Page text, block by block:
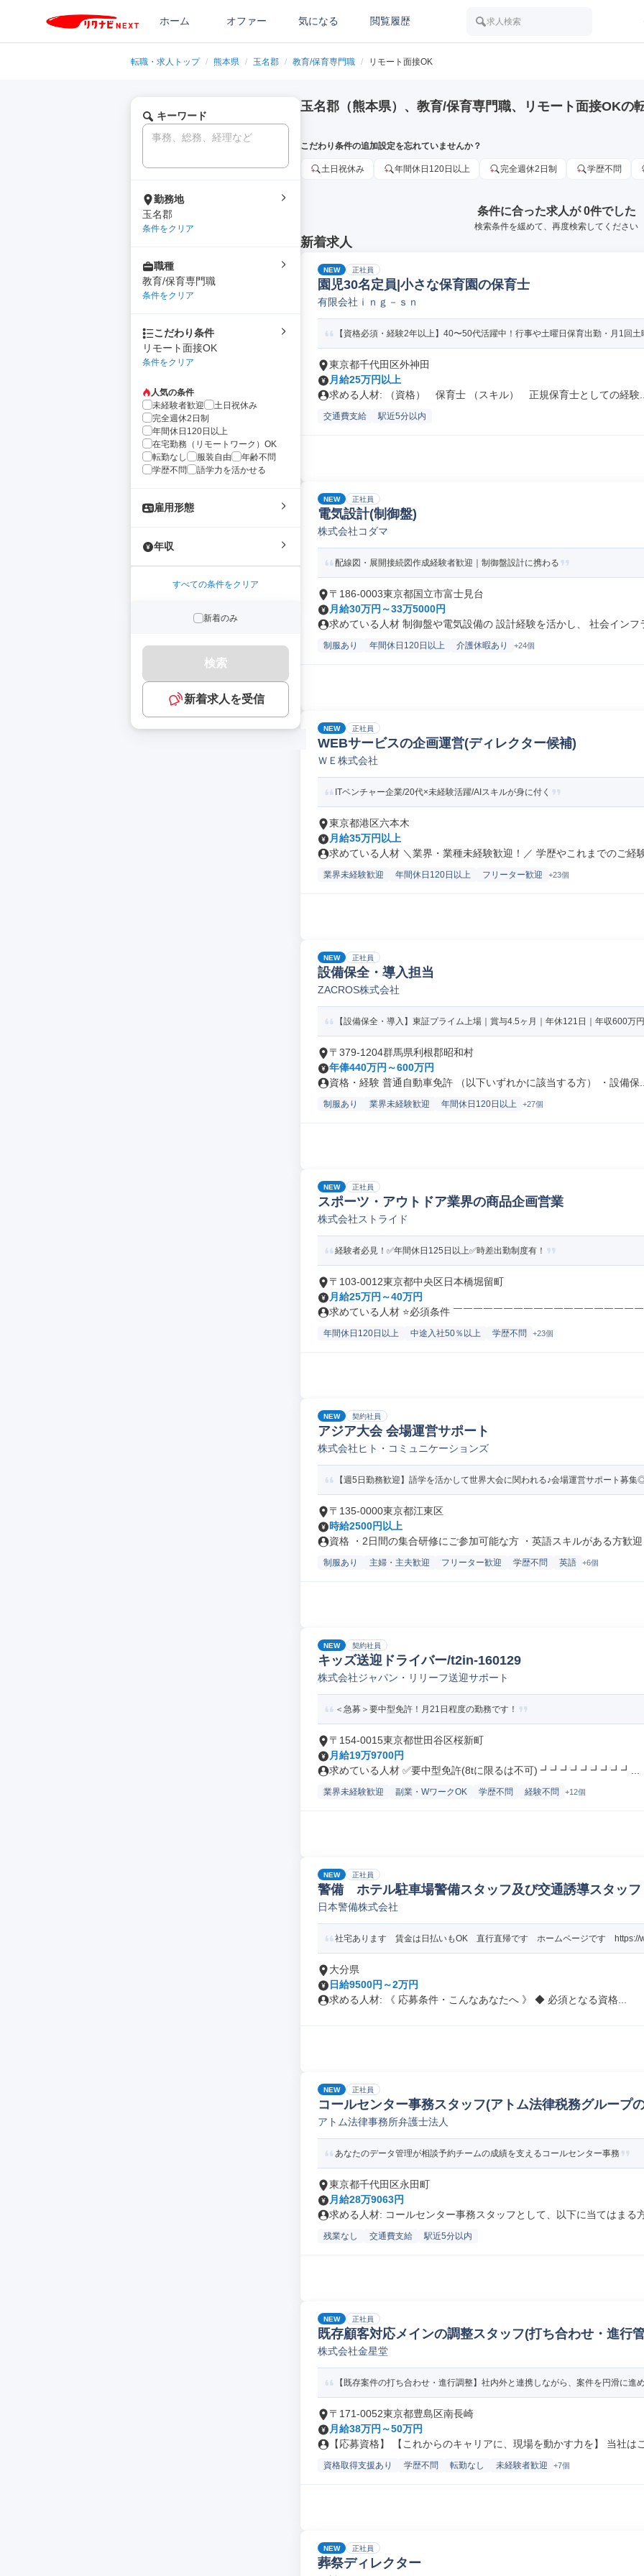
ホーム オファー 気になる 閲覧履歴 求人検索
転職・求人トップ / 熊本県 / 玉名郡 / 教育/保育専門職 / リモート面接OK
キーワード
勤務地
玉名郡
条件をクリア
職種
教育/保育専門職
条件をクリア
こだわり条件
リモート面接OK
条件をクリア
人気の条件
未経験者歓迎
土日祝休み
完全週休2日制
年間休日120日以上
在宅勤務（リモートワーク）OK
転勤なし
服装自由
年齢不問
学歴不問
語学力を活かせる
雇用形態
年収
すべての条件をクリア
新着のみ
検索
新着求人を受信
玉名郡（熊本県）、教育/保育専門職、リモート面接OKの
こだわり条件の追加設定を忘れていませんか？
土日祝休み 年間休日120日以上 完全週休2日制 学歴不問
条件に合った求人が 0件でした
検索条件を緩めて、再度検索してください
新着求人
NEW 正社員
園児30名定員|小さな保育園の保育士
有限会社ｉｎｇ－ｓｎ
【資格必須・経験2年以上】40〜50代活躍中！行事や土曜日保育出勤・月1回
東京都千代田区外神田
月給25万円以上
求める人材: （資格） 保育士 （スキル） 正規保育士としての経験
交通費支給 駅近5分以内
NEW 正社員
電気設計(制御盤)
株式会社コダマ
配線図・展開接続図作成経験者歓迎｜制御盤設計に携わる
〒186-0003東京都国立市富士見台
月給30万円～33万5000円
求めている人材 制御盤や電気設備の 設計経験を活かし、 社会インフ
制服あり 年間休日120日以上 介護休暇あり +24個
NEW 正社員
WEBサービスの企画運営(ディレクター候補)
ＷＥ株式会社
ITベンチャー企業/20代×未経験活躍/AIスキルが身に付く
東京都港区六本木
月給35万円以上
求めている人材 ＼業界・業種未経験歓迎！／ 学歴やこれまでのご経
業界未経験歓迎 年間休日120日以上 フリーター歓迎 +23個
NEW 正社員
設備保全・導入担当
ZACROS株式会社
【設備保全・導入】東証プライム上場｜賞与4.5ヶ月｜年休121日｜年収600万
〒379-1204群馬県利根郡昭和村
年俸440万円～600万円
資格・経験 普通自動車免許 （以下いずれかに該当する方） ・設備保
制服あり 業界未経験歓迎 年間休日120日以上 +27個
NEW 正社員
スポーツ・アウトドア業界の商品企画営業
株式会社ストライド
経験者必見！✅年間休日125日以上✅時差出勤制度有！
〒103-0012東京都中央区日本橋堀留町
月給25万円～40万円
求めている人材 ⭐必須条件 ￣￣￣￣￣￣￣￣￣￣￣￣￣￣￣￣￣￣
年間休日120日以上 中途入社50％以上 学歴不問 +23個
NEW 契約社員
アジア大会 会場運営サポート
株式会社ヒト・コミュニケーションズ
【週5日勤務歓迎】語学を活かして世界大会に関われる♪会場運営サポート募
〒135-0000東京都江東区
時給2500円以上
資格 ・2日間の集合研修にご参加可能な方 ・英語スキルがある方歓
制服あり 主婦・主夫歓迎 フリーター歓迎 学歴不問 英語 +6個
NEW 契約社員
キッズ送迎ドライバー/t2in-160129
株式会社ジャパン・リリーフ送迎サポート
＜急募＞要中型免許！月21日程度の勤務です！
〒154-0015東京都世田谷区桜新町
月給19万9700円
求めている人材 ✅要中型免許(8tに限るは不可) ┛┛┛┛┛┛┛┛┛...
業界未経験歓迎 副業・WワークOK 学歴不問 経験不問 +12個
NEW 正社員
警備 ホテル駐車場警備スタッフ及び交通誘導スタッフ
日本警備株式会社
社宅あります 賃金は日払いもOK 直行直帰です ホームページです https://
大分県
日給9500円～2万円
求める人材: 《 応募条件・こんなあなたへ 》 ◆ 必須となる資格...
NEW 正社員
コールセンター事務スタッフ(アトム法律税務グループ
アトム法律事務所弁護士法人
あなたのデータ管理が相談予約チームの成績を支えるコールセンター事務
東京都千代田区永田町
月給28万9063円
求める人材: コールセンター事務スタッフとして、以下に当てはまる
残業なし 交通費支給 駅近5分以内
NEW 正社員
既存顧客対応メインの調整スタッフ(打ち合わせ・進行
株式会社金星堂
【既存案件の打ち合わせ・進行調整】社内外と連携しながら、案件を円滑に進
〒171-0052東京都豊島区南長崎
月給38万円～50万円
【応募資格】 【これからのキャリアに、現場を動かす力を】 当社は
資格取得支援あり 学歴不問 転勤なし 未経験者歓迎 +7個
NEW 正社員
葬祭ディレクター